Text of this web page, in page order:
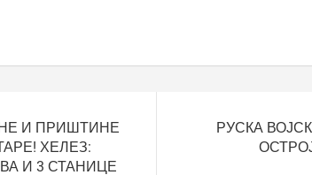
И ПРИШТИНЕ
ХЕЛЕЗ:
И 3 СТАНИЦЕ
РУСКА